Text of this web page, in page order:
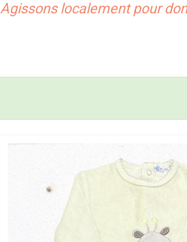
Agissons localement pour